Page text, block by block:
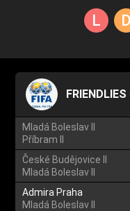
L D
Mladá Boleslav II
Příbram II
České Budějovice II
Mladá Boleslav II
Admira Praha
Mladá Boleslav II